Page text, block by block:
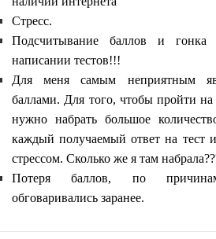
Стресс.
Подсчитывание баллов и
написании тестов!!!
Для меня самым неприятным
баллами. Для того, чтобы пройти
нужно набрать большое
каждый получаемый ответ на тест
стрессом. Сколько же я там
Потеря баллов, по
обговаривались заранее.